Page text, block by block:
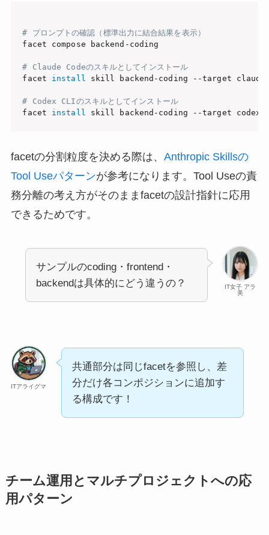
# プロンプトの確認（標準出力に結合結果を表示）
facet compose backend-coding
# Claude Codeのスキルとしてインストール
facet install skill backend-coding --target claude-
# Codex CLIのスキルとしてインストール
facet install
facetの分割粒度を決める際は、 Anthropic Skillsの
Tool Useパターンが参考になります。Tool Useの責
務分離の考え方がそのままfacetの設計指針に応用
できるためです。
IT女子 アラ
美
サンプルのcoding・frontend・
backendは具体的にどう違うの？
ITアライグマ
共通部分は同じfacetを参照し、差
分だけ各コンポジションに追加す
る構成です！
チーム運用とマルチプロジェクトへの応
用パターン